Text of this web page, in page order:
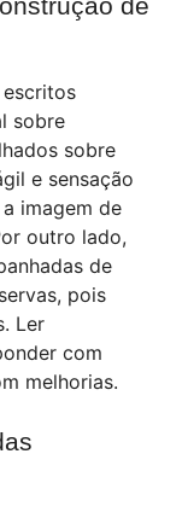
de
sobre
sobre
e sensação
imagem de
outro lado,
de
pois
Ler
com
melhorias.